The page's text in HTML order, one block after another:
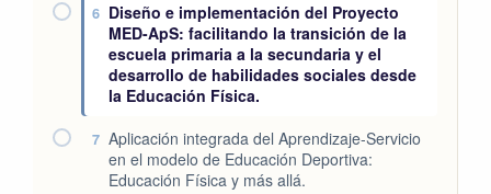
6 Diseño e implementación del Proyecto
MED-ApS: facilitando la transición de la
escuela primaria a la secundaria y el
desarrollo de habilidades sociales desde
la Educación Física.
7 Aplicación integrada del Aprendizaje-Servicio
en el modelo de Educación Deportiva:
Educación Física y más allá.